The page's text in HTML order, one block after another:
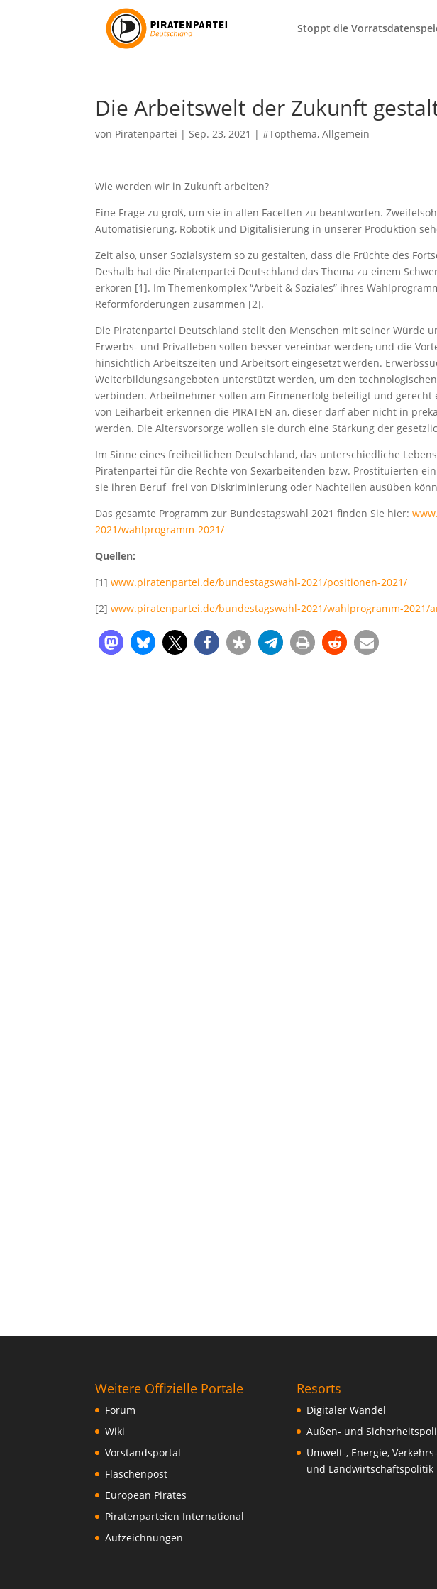
Stoppt die
Die Arbeitswelt der Zukunft
von Piratenpartei |Sep. 23, 2021 |#Topthema,Allgemein
Wie werden wir in Zukunft arbeiten?
Eine Frage zu groß, um sie in allen Facetten zu beantworten.
Automatisierung, Robotik und Digitalisierung in unserer Produktion
Zeit also, unser Sozialsystem so zu gestalten, dass die Früchte des
Deshalb hat die Piratenpartei Deutschland das Thema zu einem
erkoren [1]. Im Themenkomplex “Arbeit & Soziales” ihres
Reformforderungen zusammen [2].
Die Piratenpartei Deutschland stellt den Menschen mit seiner Würde
Erwerbs- und Privatleben sollen besser vereinbar werden,und die
hinsichtlich Arbeitszeiten und Arbeitsort eingesetzt werden.
Weiterbildungsangeboten unterstützt werden, um den
verbinden. Arbeitnehmer sollen am Firmenerfolg beteiligt und
von Leiharbeit erkennen die PIRATEN an, dieser darf aber nicht in
werden. Die Altersvorsorge wollen sie durch eine Stärkung der
Im Sinne eines freiheitlichen Deutschland, das unterschiedliche
Piratenpartei für die Rechte von Sexarbeitenden bzw. Prostituierten
sie ihren Beruf frei von Diskriminierung oder Nachteilen ausüben
Das gesamte Programm zur Bundestagswahl 2021 finden Sie hier:
2021/wahlprogramm-2021/
Quellen:
[1]www.piratenpartei.de/bundestagswahl-2021/positionen-2021/
[2]www.piratenpartei.de/bundestagswahl-2021/wahlprogramm-2021/
Weitere Offizielle Portale
Forum
Wiki
Vorstandsportal
Flaschenpost
European Pirates
Piratenparteien International
Aufzeichnungen
Resorts
Digitaler Wandel
Außen- und
Umwelt-, Energie, Verkehrs-
und Landwirtschaftspolitik